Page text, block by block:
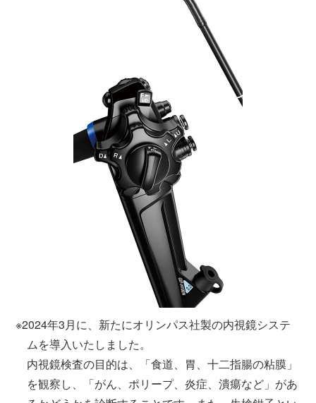
※2024年3月に、新たにオリンパス社製の内視鏡システ
ムを導入いたしました。
内視鏡検査の目的は、「食道、胃、十二指腸の粘膜」
を観察し、「がん、ポリープ、炎症、潰瘍など」があ